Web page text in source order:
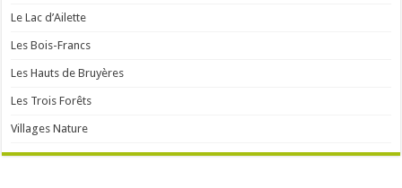
Le Lac d’Ailette
Les Bois-Francs
Les Hauts de Bruyères
Les Trois Forêts
Villages Nature